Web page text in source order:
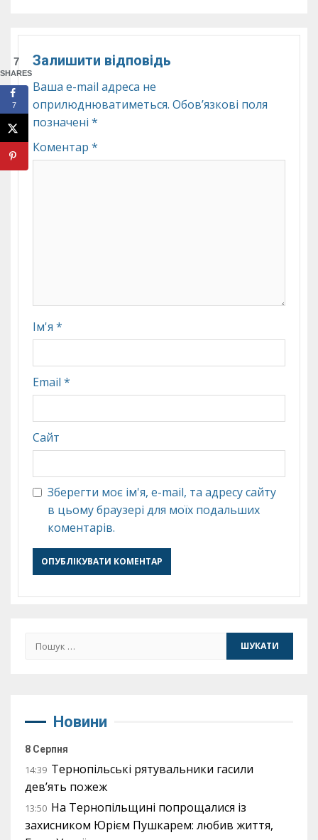
Залишити відповідь
Ваша e-mail адреса не
оприлюднюватиметься. Обов’язкові поля
позначені *
Коментар *
Ім'я *
Email *
Сайт
Зберегти моє ім'я, e-mail, та адресу сайту
в цьому браузері для моїх подальших
коментарів.
Пошук:
Новини
8 Серпня
14:39 Тернопільські рятувальники гасили
дев’ять пожеж
13:50 На Тернопільщині попрощалися із
захисником Юрієм Пушкарем: любив життя,
7
SHARES
7